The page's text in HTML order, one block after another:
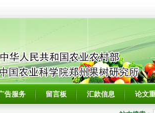
告服务 留言板 汇款信息 论文